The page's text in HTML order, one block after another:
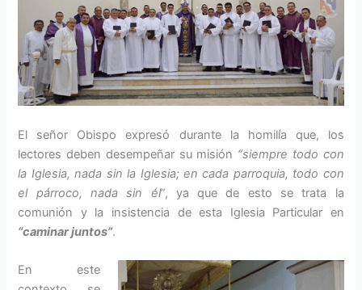
El señor Obispo expresó durante la homilía que, los
lectores deben desempeñar su misión “siempre todo con
la Iglesia, nada sin la Iglesia; en cada parroquia, todo con
el párroco, nada sin él”, ya que de esto se trata la
comunión y la insistencia de esta Iglesia Particular en
“caminar juntos”.
En este